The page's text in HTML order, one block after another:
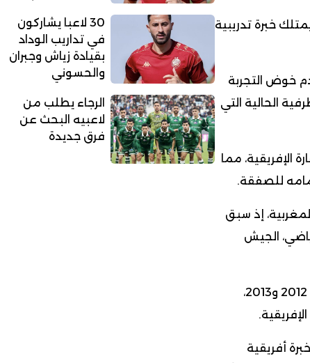
خبرة تدريبية
خوض التجربة
الحالية التي
الإفريقية، مما
للصفقة.
إذ سبق
الجيش
كما تولى تدريب المنتخب المغربي الأول خلال الفترة ما بين 2012 و2013،
أفريقية
30 لاعبا يشاركون
في تداريب الوداد
بقيادة زياش وجبران
والحسوني
الرجاء يطلب من
لاعبيه البحث عن
فرق جديدة